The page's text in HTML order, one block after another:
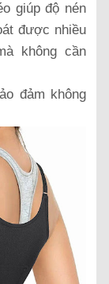
giúp độ nén
được nhiều
không cần
đảm không